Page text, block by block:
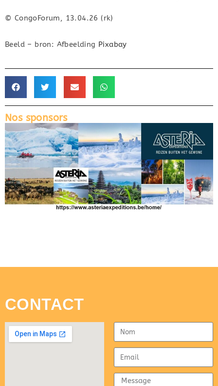
© CongoForum, 13.04.26 (rk)
Beeld – bron: Afbeelding Pixabay
Nos sponsors
CONTACT